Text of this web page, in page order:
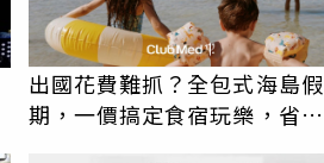
出國花費難抓？全包式海島假
期，一價搞定食宿玩樂，省錢